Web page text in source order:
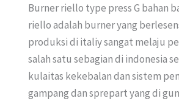
Burner riello type press G bahan
riello adalah burner yang
produksi di italiy sangat melaju
salah satu sebagian di indonesia
kulaitas kekebalan dan sistem
gampang dan sprepart yang di